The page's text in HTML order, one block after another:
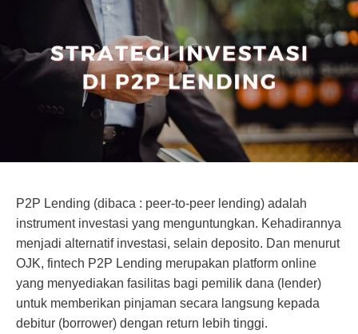
P2P Lending (dibaca : peer-to-peer lending) adalah
instrument investasi yang menguntungkan. Kehadirannya
menjadi alternatif investasi, selain deposito. Dan menurut
OJK, fintech P2P Lending merupakan platform online
yang menyediakan fasilitas bagi pemilik dana (lender)
untuk memberikan pinjaman secara langsung kepada
debitur (borrower) dengan return lebih tinggi.